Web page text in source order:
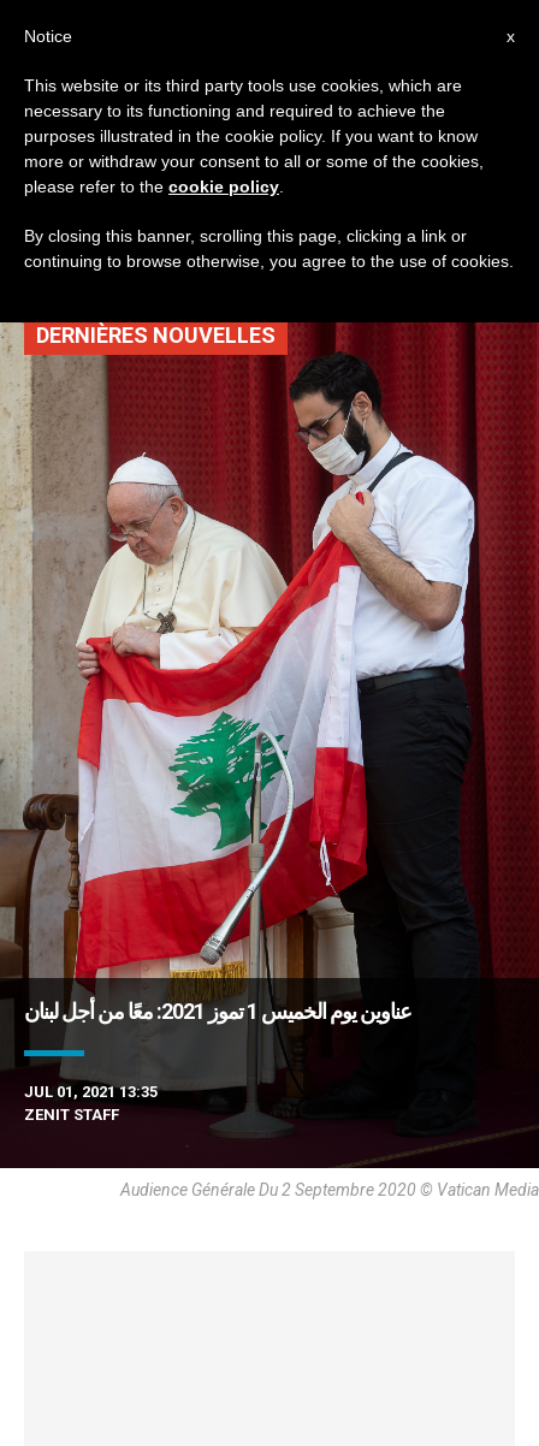
TAG
Posts Tagged ‘الصداقة
الاجتماعية’
DERNIÈRES NOUVELLES
عناوين يوم الخميس 1 تموز 2021: معًا من أجل لبنان
JUL 01, 2021 13:35
ZENIT STAFF
Audience Générale Du 2 Septembre 2020 © Vatican Media
x
Notice
This website or its third party tools use cookies, which are
necessary to its functioning and required to achieve the
purposes illustrated in the cookie policy. If you want to know
more or withdraw your consent to all or some of the cookies,
please refer to the cookie policy
By closing this banner, scrolling this page, clicking a link or
continuing to browse otherwise, you agree to the use of cookies.